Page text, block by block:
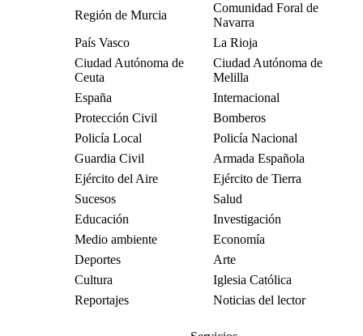
Región de Murcia
Comunidad Foral de
Navarra
País Vasco
La Rioja
Ciudad Autónoma de
Ceuta
Ciudad Autónoma de
Melilla
España
Internacional
Protección Civil
Bomberos
Policía Local
Policía Nacional
Guardia Civil
Armada Española
Ejército del Aire
Ejército de Tierra
Sucesos
Salud
Educación
Investigación
Medio ambiente
Economía
Deportes
Arte
Cultura
Iglesia Católica
Reportajes
Noticias del lector